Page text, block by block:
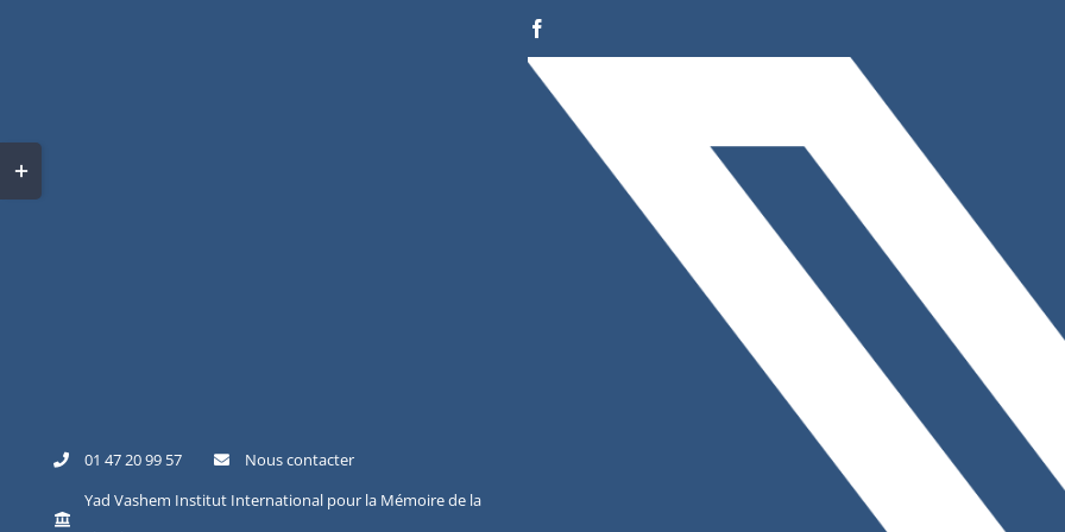
01 47 20 99 57
Nous contacter
Yad Vashem Institut International pour la Mémoire de la